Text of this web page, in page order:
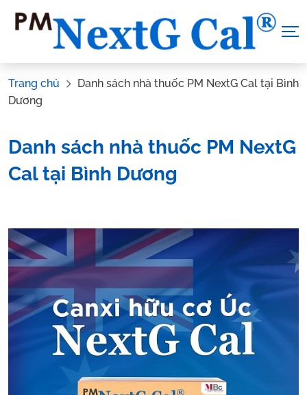
Trang chủ
Danh sách nhà thuốc PM NextG Cal tại Bình
Dương
Danh sách nhà thuốc PM NextG
Cal tại Bình Dương